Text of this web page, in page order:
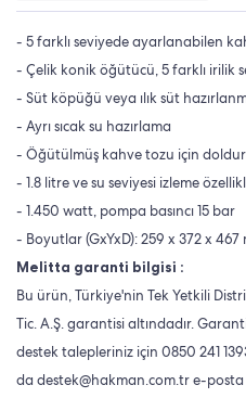
- 5 farklı seviyede ayarlanabilen
- Çelik konik öğütücü, 5 farklı irilik
- Süt köpüğü veya ılık süt
- Ayrı sıcak su hazırlama
- Öğütülmüş kahve tozu için
- 1.8 litre ve su seviyesi izleme
- 1.450 watt, pompa basıncı 15 bar
- Boyutlar (GxYxD): 259 x 372 x 467
Melitta garanti bilgisi :
Bu ürün, Türkiye'nin Tek Yetkili
Tic. A.Ş. garantisi altındadır.
destek talepleriniz için 0850 241
da destek@hakman.com.tre-